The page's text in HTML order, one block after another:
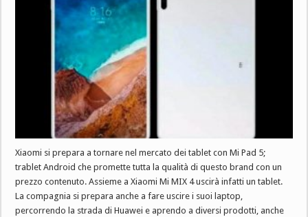
Xiaomi si prepara a tornare nel mercato dei tablet con Mi Pad 5;
trablet Android che promette tutta la qualità di questo brand con un
prezzo contenuto. Assieme a Xiaomi Mi MIX 4 uscirà infatti un tablet.
La compagnia si prepara anche a fare uscire i suoi laptop,
percorrendo la strada di Huawei e aprendo a diversi prodotti, anche